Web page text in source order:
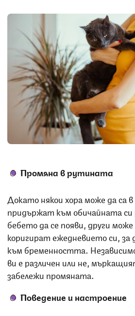
Промяна в рутината
Докато някои хора може да са
придържат към обичайната
бебето да се появи, други
коригират ежедневието си, за
към бременността.
ви е различен или не,
забележи промяната.
Поведение и настроение